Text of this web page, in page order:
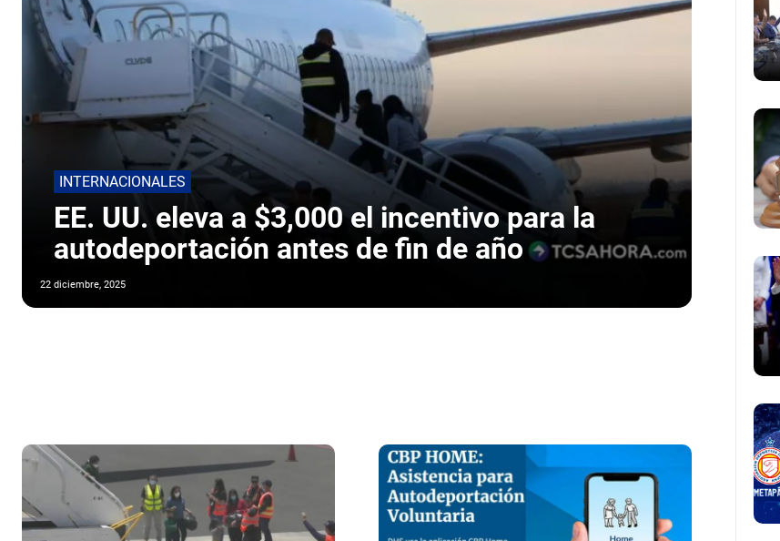
INTERNACIONALES
EE. UU. eleva a $3,000 el incentivo para la
autodeportación antes de fin de año
22 diciembre, 2025